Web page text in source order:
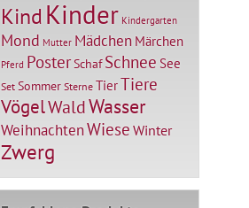
KindKinder Kindergarten
Mond Mutter Mädchen Märchen
Pferd PosterSchaf Schnee See
Set Sommer Sterne TierTiere
VögelWaldWasser
WeihnachtenWiese Winter
Zwerg